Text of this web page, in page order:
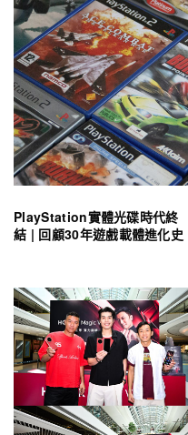
PlayStation實體光碟時代終
結 | 回顧30年遊戲載體進化史